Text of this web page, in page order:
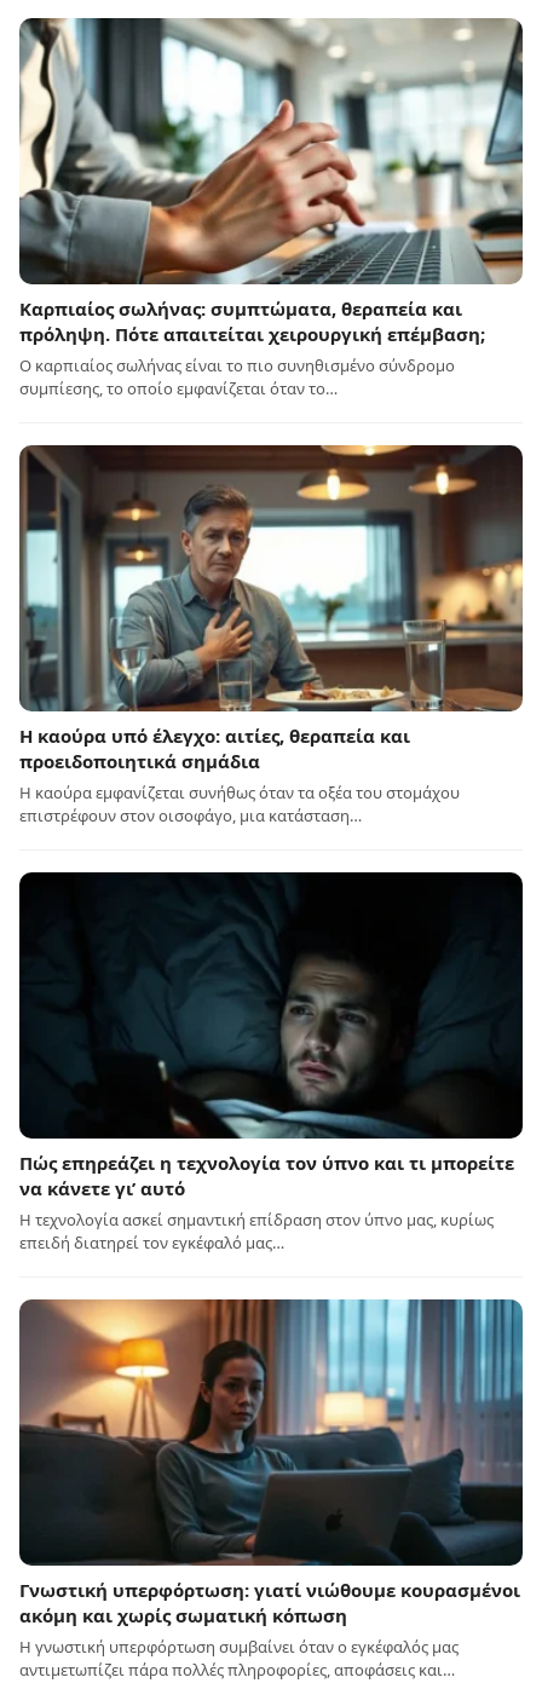
Καρπιαίος σωλήνας: συμπτώματα, θεραπεία και
πρόληψη. Πότε απαιτείται χειρουργική επέμβαση;
Ο καρπιαίος σωλήνας είναι το πιο συνηθισμένο σύνδρομο
συμπίεσης, το οποίο εμφανίζεται όταν το…
Η καούρα υπό έλεγχο: αιτίες, θεραπεία και
προειδοποιητικά σημάδια
Η καούρα εμφανίζεται συνήθως όταν τα οξέα του στομάχου
επιστρέφουν στον οισοφάγο, μια κατάσταση…
Πώς επηρεάζει η τεχνολογία τον ύπνο και τι μπορείτε
να κάνετε γι’ αυτό
Η τεχνολογία ασκεί σημαντική επίδραση στον ύπνο μας, κυρίως
επειδή διατηρεί τον εγκέφαλό μας…
Γνωστική υπερφόρτωση: γιατί νιώθουμε κουρασμένοι
ακόμη και χωρίς σωματική κόπωση
Η γνωστική υπερφόρτωση συμβαίνει όταν ο εγκέφαλός μας
αντιμετωπίζει πάρα πολλές πληροφορίες, αποφάσεις και…